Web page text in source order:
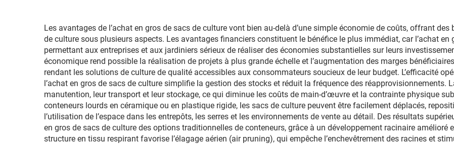
pommes de terre et
d’autres plantes
et respirant,
de 3 mm,
extérieur
Les avantages de l’achat en gros de sacs de culture vont bien au-delà d’une simple économie de coûts, offrant
de culture sous plusieurs aspects. Les avantages financiers constituent le bénéfice le plus immédiat, car l’achat
permettant aux entreprises et aux jardiniers sérieux de réaliser des économies substantielles sur leurs
économique rend possible la réalisation de projets à plus grande échelle et l’augmentation des marges
rendant les solutions de culture de qualité accessibles aux consommateurs soucieux de leur budget. L’efficacité
l’achat en gros de sacs de culture simplifie la gestion des stocks et réduit la fréquence des réapprovisionnements.
manutention, leur transport et leur stockage, ce qui diminue les coûts de main-d’œuvre et la contrainte physique
conteneurs lourds en céramique ou en plastique rigide, les sacs de culture peuvent être facilement déplacés,
l’utilisation de l’espace dans les entrepôts, les serres et les environnements de vente au détail. Des résultats
en gros de sacs de culture des options traditionnelles de conteneurs, grâce à un développement racinaire amélioré
structure en tissu respirant favorise l’élagage aérien (air pruning), qui empêche l’enchevêtrement des racines et